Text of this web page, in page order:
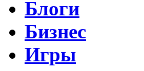
Блоги
Бизнес
Игры